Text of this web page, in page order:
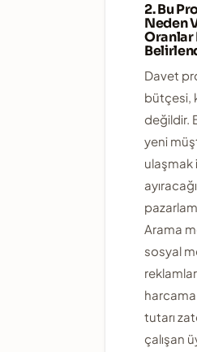
2. Bu
Neden
Oranlar
Davet
bütçesi,
değildir.
yeni
ulaşmak
Arama
sosyal
tutarı
çalışan